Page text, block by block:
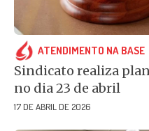
ATENDIMENTO NA BASE
Sindicato realiza
no dia 23 de abril
17 DE ABRIL DE 2026